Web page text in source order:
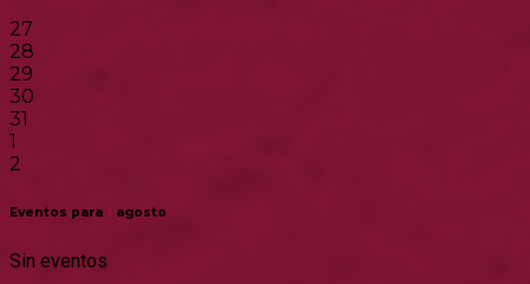
27
28
29
30
31
1
2
Eventos para agosto
Sin eventos